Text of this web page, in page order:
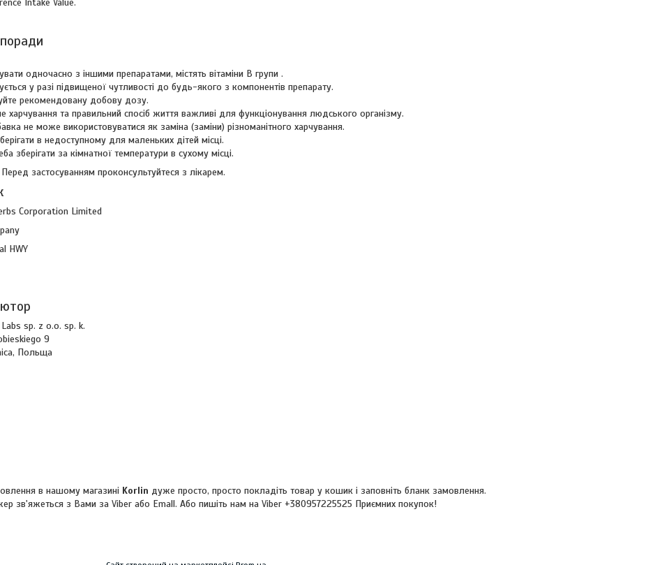
Intake Value.
одночасно з іншими препаратами, містять вітаміни В групи .
у разі підвищеної чутливості до будь-якого з компонентів препарату.
рекомендовану добову дозу.
харчування та правильний спосіб життя важливі для функціонування людського організму.
не може використовуватися як заміна (заміни) різноманітного харчування.
в недоступному для маленьких дітей місці.
зберігати за кімнатної температури в сухому місці.
застосуванням проконсультуйтеся з лікарем.
Corporation Limited
HWY
sp. z o.o. sp. k.
9
Польща
в нашому магазині Korlin дуже просто, просто покладіть товар у кошик і заповніть бланк замовлення.
зв'яжеться з Вами за Viber або Emall. Або пишіть нам на Viber +380957225525 Приємних покупок!